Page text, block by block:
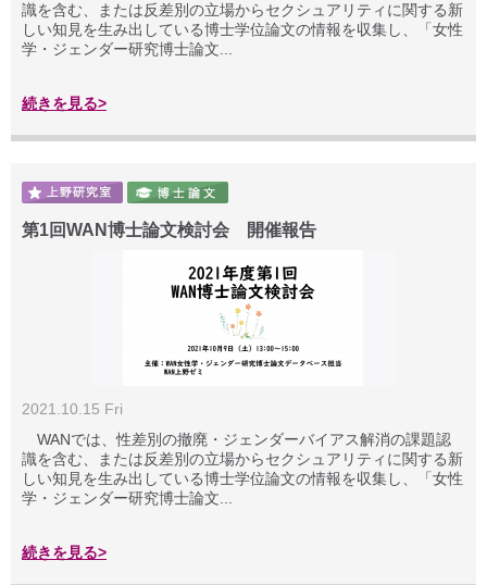
識を含む、または反差別の立場からセクシュアリティに関する新
しい知見を生み出している博士学位論文の情報を収集し、「女性
学・ジェンダー研究博士論文...
続きを見る>
第1回WAN博士論文検討会 開催報告
2021.10.15 Fri
WANでは、性差別の撤廃・ジェンダーバイアス解消の課題認
識を含む、または反差別の立場からセクシュアリティに関する新
しい知見を生み出している博士学位論文の情報を収集し、「女性
学・ジェンダー研究博士論文...
続きを見る>